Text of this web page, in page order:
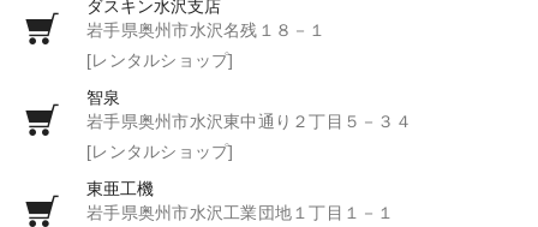
ダスキン水沢支店
岩手県奥州市水沢名残１８－１
[レンタルショップ]
智泉
岩手県奥州市水沢東中通り２丁目５－３４
[レンタルショップ]
東亜工機
岩手県奥州市水沢工業団地１丁目１－１